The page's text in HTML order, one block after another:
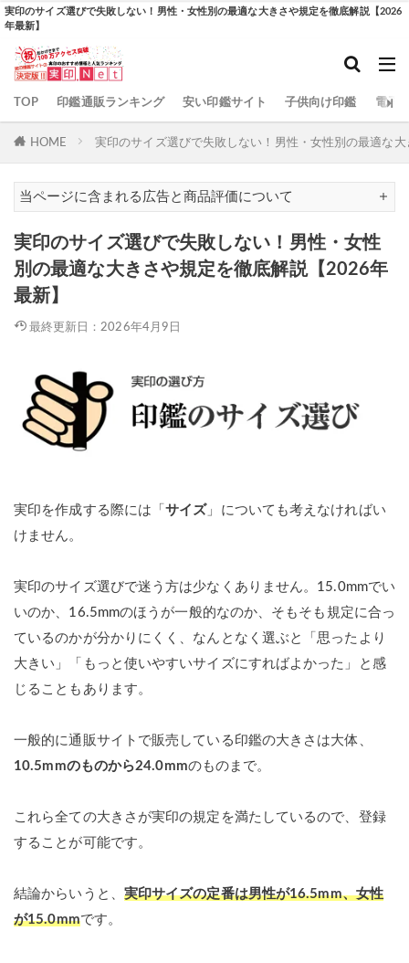
実印のサイズ選びで失敗しない！男性・女性別の最適な大きさや規定を徹底解説【2026
年最新】
TOP 印鑑通販ランキング 安い印鑑サイト 子供向け印鑑 電子
HOME 実印のサイズ選びで失敗しない！男性・女性別の最適な
当ページに含まれる広告と商品評価について
実印のサイズ選びで失敗しない！男性・女性
別の最適な大きさや規定を徹底解説【2026年
最新】
最終更新日：2026年4月9日
実印を作成する際には「サイズ 」についても考えなければい
けません。
実印のサイズ選びで迷う方は少なくありません。15.0mmでい
いのか、16.5mmのほうが一般的なのか、そもそも規定に合っ
ているのかが分かりにくく、なんとなく選ぶと「思ったより
大きい」「もっと使いやすいサイズにすればよかった」と感
じることもあります。
一般的に通販サイトで販売している印鑑の大きさは大体、
10.5mmのものから24.0mmのものまで。
これら全ての大きさが実印の規定を満たしているので、登録
することが可能です。
結論からいうと、 実印サイズの定番は男性が16.5mm、女性
が15.0mmです。
カテゴリー
検索